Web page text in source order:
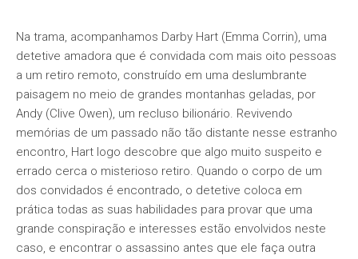
Na trama, acompanhamos Darby Hart (Emma Corrin), uma
detetive amadora que é convidada com mais oito pessoas
a um retiro remoto, construído em uma deslumbrante
paisagem no meio de grandes montanhas geladas, por
Andy (Clive Owen), um recluso bilionário. Revivendo
memórias de um passado não tão distante nesse estranho
encontro, Hart logo descobre que algo muito suspeito e
errado cerca o misterioso retiro. Quando o corpo de um
dos convidados é encontrado, o detetive coloca em
prática todas as suas habilidades para provar que uma
grande conspiração e interesses estão envolvidos neste
caso, e encontrar o assassino antes que ele faça outra